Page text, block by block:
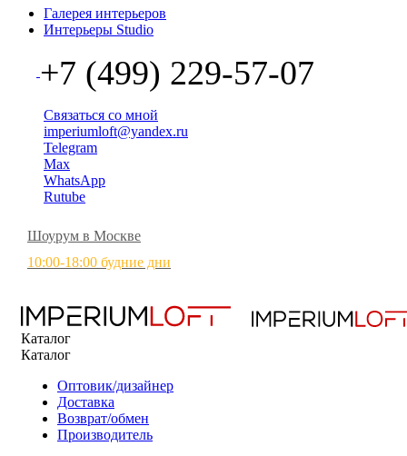
Галерея интерьеров
Интерьеры Studio
+7 (499) 229-57-07
Связаться со мной
imperiumloft@yandex.ru
Telegram
Max
WhatsApp
Rutube
Шоурум в Москве
10:00-18:00 будние дни
Каталог
Каталог
Оптовик/дизайнер
Доставка
Возврат/обмен
Производитель